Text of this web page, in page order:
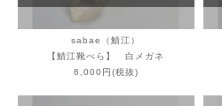
sabae（鯖江）
【鯖江靴べら】 白メガネ
6,000円(税抜)